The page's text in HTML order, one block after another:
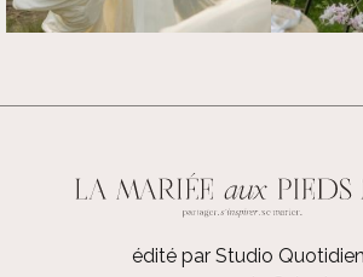
édité par Studio Quotidien